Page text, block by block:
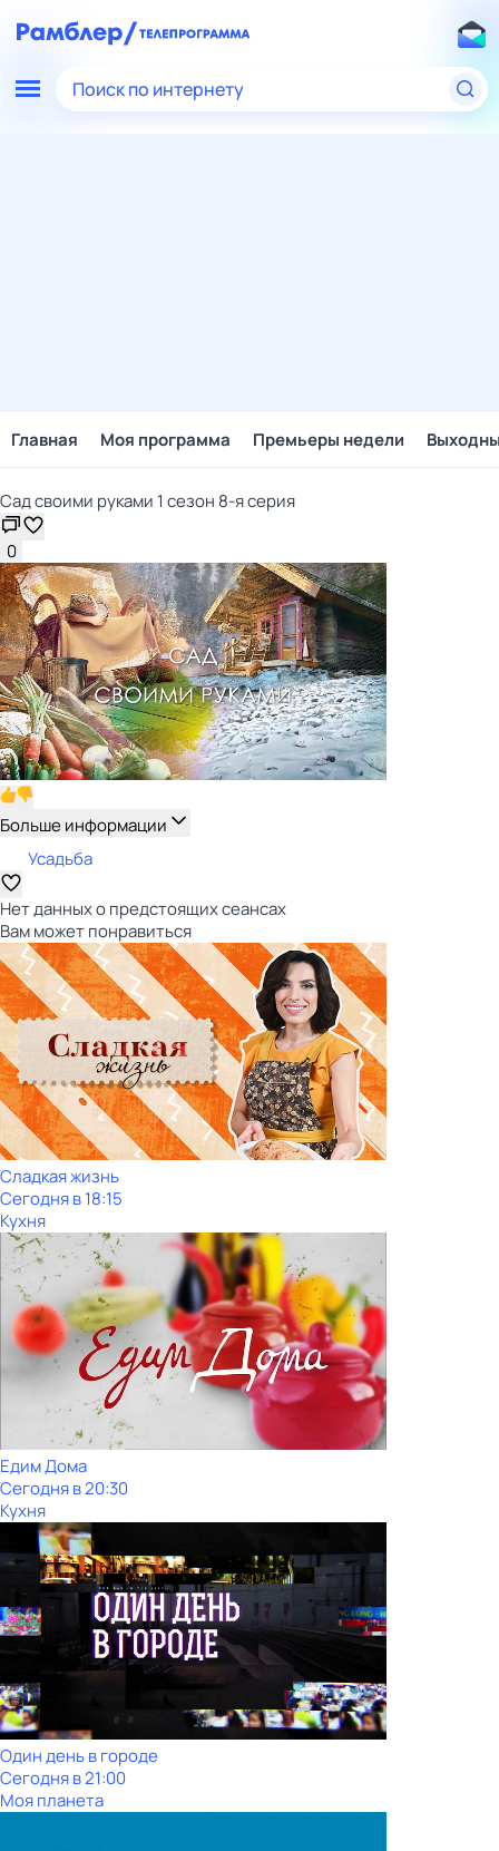
Поиск по интернету
Главная Моя программа Премьеры недели
Сад своими руками 1 сезон 8-я серия
0
Больше информации
Усадьба
Нет данных о предстоящих сеансах
Вам может понравиться
Сладкая жизнь
Сегодня в 18:15
Кухня
Едим Дома
Сегодня в 20:30
Кухня
Один день в городе
Сегодня в 21:00
Моя планета